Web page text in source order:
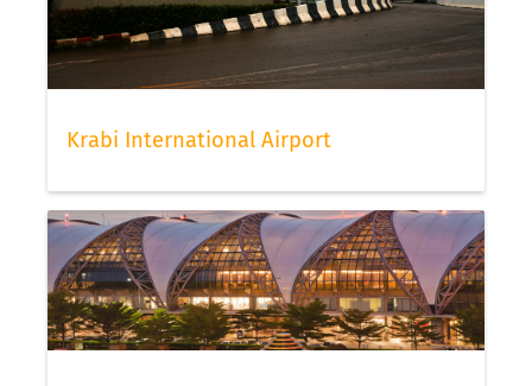
Krabi International Airport